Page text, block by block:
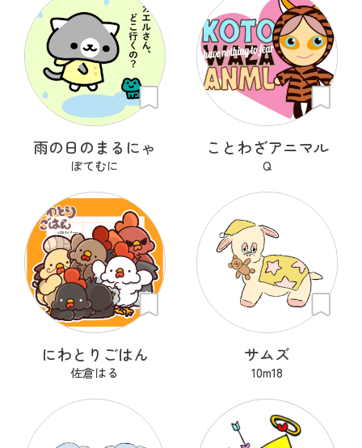
雨の日のまるにゃ
ぽてむに
ことわざアニマル
Q
にわとりごはん
佐倉はる
サムズ
10m18